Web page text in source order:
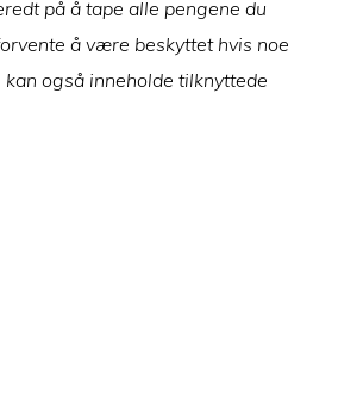
på å tape alle pengene du
å være beskyttet hvis noe
også inneholde tilknyttede